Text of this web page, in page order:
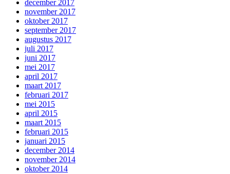
december 2017
november 2017
oktober 2017
september 2017
augustus 2017
juli 2017
juni 2017
mei 2017
april 2017
maart 2017
februari 2017
mei 2015
april 2015
maart 2015
februari 2015
januari 2015
december 2014
november 2014
oktober 2014